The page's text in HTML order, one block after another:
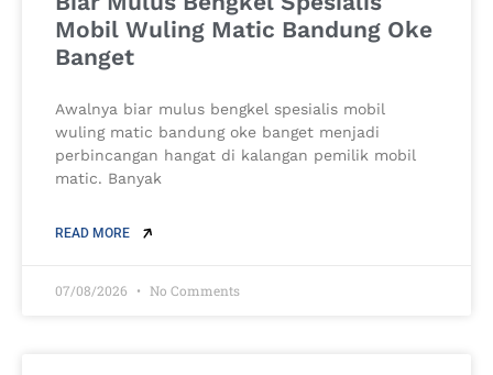
Mobil Wuling Matic Bandung Oke
Banget
Awalnya biar mulus bengkel spesialis mobil
wuling matic bandung oke banget menjadi
perbincangan hangat di kalangan pemilik mobil
matic. Banyak
READ MORE
07/08/2026 No Comments